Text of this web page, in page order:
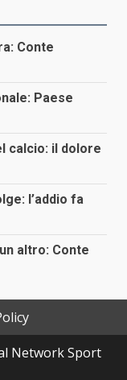
Conte
Paese
calcio: il dolore
l’addio fa
altro: Conte
Network Sport